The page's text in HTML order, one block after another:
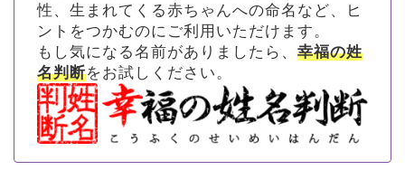
性、生まれてくる赤ちゃんへの命名など、ヒ
ントをつかむのにご利用いただけます。
もし気になる名前がありましたら、 幸福の姓
名判断をお試しください。